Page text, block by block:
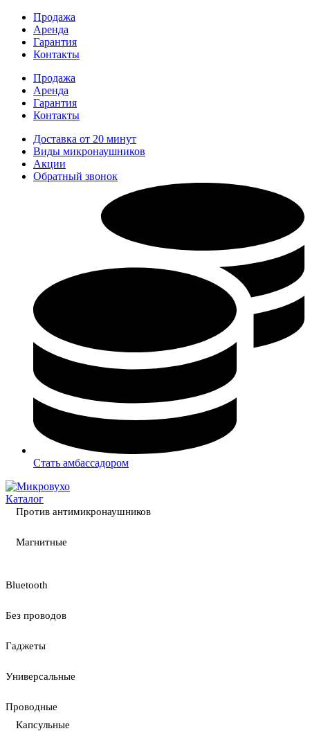
Перейти
содержимому
Продажа
Аренда
Гарантия
Контакты
Продажа
Аренда
Гарантия
Контакты
Доставка от 20 минут
Виды микронаушников
Акции
Обратный звонок
Стать амбассадором
Каталог
Против антимикронаушников
Магнитные
Bluetooth
Без проводов
Гаджеты
Универсальные
Проводные
Капсульные